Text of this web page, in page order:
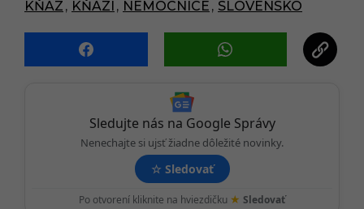
g
i
KŇAZ , KŇAZI , NEMOCNICE , SLOVENSKO
Sledujte nás na Google Správy
Nenechajte si ujsť žiadne dôležité novinky.
☆ Sledovať
Po otvorení kliknite na hviezdičku ★ Sledovať